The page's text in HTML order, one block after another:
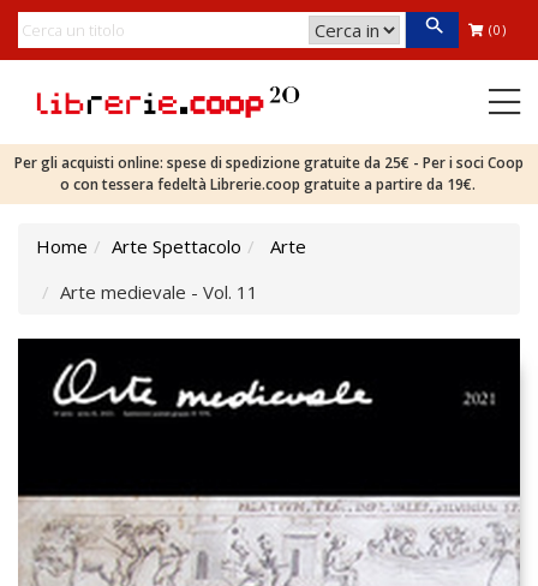
(0)
Per gli acquisti online: spese di spedizione gratuite da 25€ - Per i soci Coop
o con tessera fedeltà Librerie.coop gratuite a partire da 19€.
Home Arte Spettacolo
Arte
Arte medievale - Vol. 11